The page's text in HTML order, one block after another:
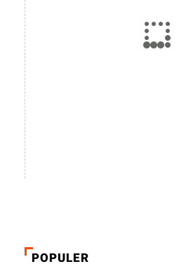
POPULER